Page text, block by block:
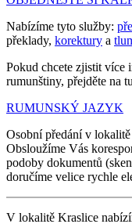
Nabízíme tyto služby:
překlady, korektury a
Pokud chcete zjistit více
rumunštiny, přejděte na
RUMUNSKÝ JAZYK
Osobní předání v
Obsloužíme Vás
podoby dokumentů
doručíme velice rychle
V lokalitě Kraslice